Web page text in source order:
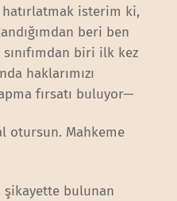
isterim ki,
beri ben
biri ilk kez
haklarımızı
fırsatı buluyor—
otursun. Mahkeme
şikayette bulunan